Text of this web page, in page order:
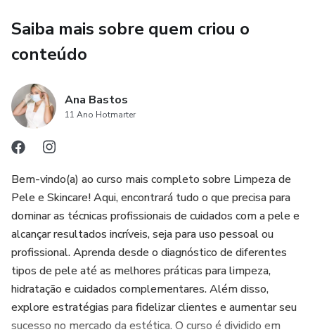
como reconhecer sinais e quando encaminhar ao
dermatologista)
✅ Seleção e combinação de ativos para cada necessidade
(acne, manchas, peles maduras, oleosas, sensíveis e
desvitalizadas)
✅ Limpeza de pele profunda profissional passo a passo
✅ Protocolo alternativo: Limpeza de Pele VIP Anti-Age
(com foco em rejuvenescimento e relaxamento)
✅ Extração correta e segura
✅ Máscaras cosméticas e de tratamento
✅ Uso profissional de alta frequência e ozónio
Saiba mais sobre quem criou o
conteúdo
Ana Bastos
11 Ano Hotmarter
Bem-vindo(a) ao curso mais completo sobre Limpeza de
Pele e Skincare! Aqui, encontrará tudo o que precisa para
dominar as técnicas profissionais de cuidados com a pele e
alcançar resultados incríveis, seja para uso pessoal ou
profissional. Aprenda desde o diagnóstico de diferentes
tipos de pele até as melhores práticas para limpeza,
hidratação e cuidados complementares. Além disso,
explore estratégias para fidelizar clientes e aumentar seu
sucesso no mercado da estética. O curso é dividido em